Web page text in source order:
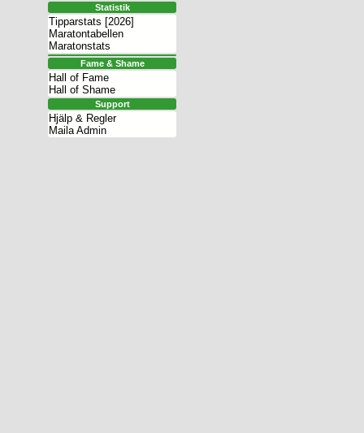
Statistik
Tipparstats [2026]
Maratontabellen
Maratonstats
Fame & Shame
Hall of Fame
Hall of Shame
Support
Hjälp & Regler
Maila Admin